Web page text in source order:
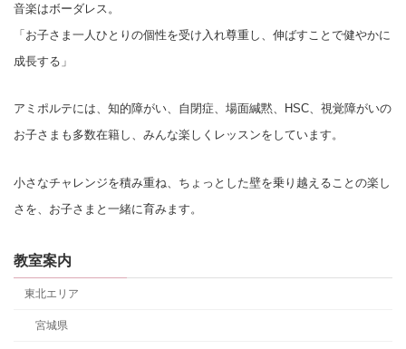
音楽はボーダレス。
「お子さま一人ひとりの個性を受け入れ尊重し、伸ばすことで健やかに
成長する」
アミポルテには、知的障がい、自閉症、場面緘黙、HSC、視覚障がいの
お子さまも多数在籍し、みんな楽しくレッスンをしています。
小さなチャレンジを積み重ね、ちょっとした壁を乗り越えることの楽し
さを、お子さまと一緒に育みます。
教室案内
東北エリア
宮城県